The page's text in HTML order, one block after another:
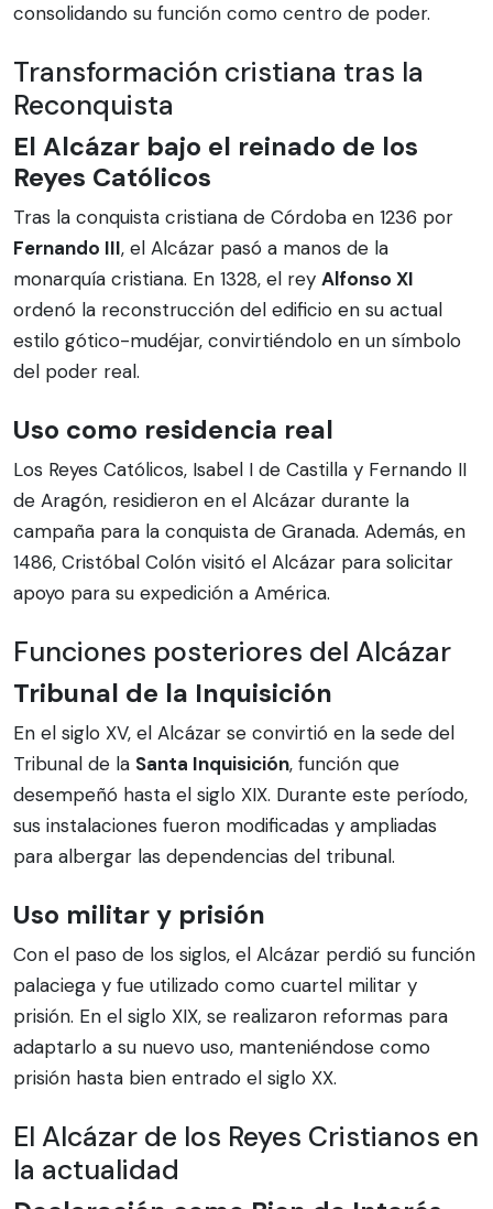
consolidando su función como centro de poder.
Transformación cristiana tras la
Reconquista
El Alcázar bajo el reinado de los
Reyes Católicos
Tras la conquista cristiana de Córdoba en 1236 por
Fernando III, el Alcázar pasó a manos de la
monarquía cristiana. En 1328, el rey Alfonso XI
ordenó la reconstrucción del edificio en su actual
estilo gótico-mudéjar, convirtiéndolo en un símbolo
del poder real.
Uso como residencia real
Los Reyes Católicos, Isabel I de Castilla y Fernando II
de Aragón, residieron en el Alcázar durante la
campaña para la conquista de Granada. Además, en
1486, Cristóbal Colón visitó el Alcázar para solicitar
apoyo para su expedición a América.
Funciones posteriores del Alcázar
Tribunal de la Inquisición
En el siglo XV, el Alcázar se convirtió en la sede del
Tribunal de la Santa Inquisición, función que
desempeñó hasta el siglo XIX. Durante este período,
sus instalaciones fueron modificadas y ampliadas
para albergar las dependencias del tribunal.
Uso militar y prisión
Con el paso de los siglos, el Alcázar perdió su función
palaciega y fue utilizado como cuartel militar y
prisión. En el siglo XIX, se realizaron reformas para
adaptarlo a su nuevo uso, manteniéndose como
prisión hasta bien entrado el siglo XX.
El Alcázar de los Reyes Cristianos en
la actualidad